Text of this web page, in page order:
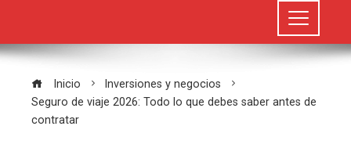
Inicio
Inversiones y negocios
Seguro de viaje 2026: Todo lo que debes saber antes de
contratar